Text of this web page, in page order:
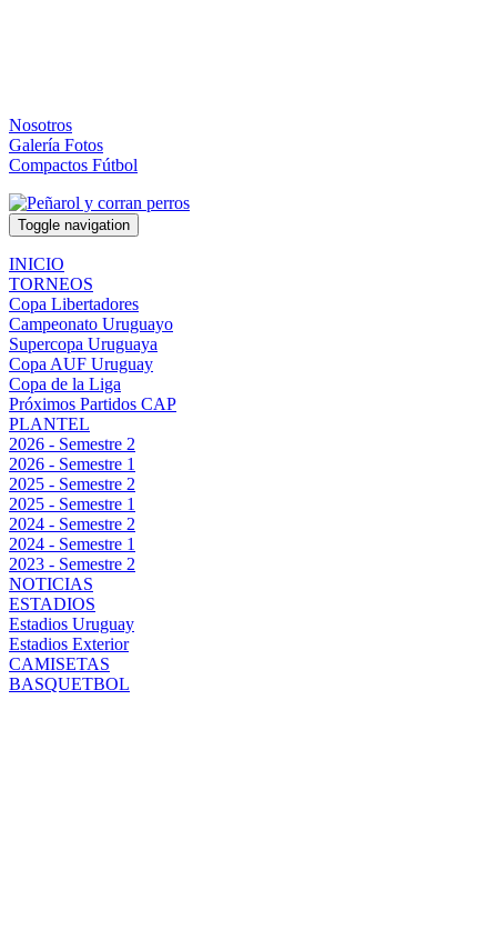
Nosotros
Galería Fotos
Compactos Fútbol
Toggle navigation
INICIO
TORNEOS
Copa Libertadores
Campeonato Uruguayo
Supercopa Uruguaya
Copa AUF Uruguay
Copa de la Liga
Próximos Partidos CAP
PLANTEL
2026 - Semestre 2
2026 - Semestre 1
2025 - Semestre 2
2025 - Semestre 1
2024 - Semestre 2
2024 - Semestre 1
2023 - Semestre 2
NOTICIAS
ESTADIOS
Estadios Uruguay
Estadios Exterior
CAMISETAS
BASQUETBOL